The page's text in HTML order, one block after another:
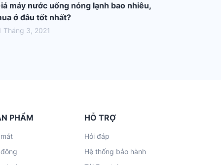
máy nước uống nóng lạnh bao nhiêu,
ở đâu tốt nhất?
Tháng 3, 2021
PHẨM HỖ TRỢ
Hỏi đáp
Hệ thống bảo hành